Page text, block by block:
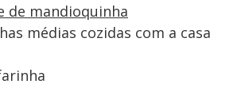
de mandioquinha
médias cozidas com a casa